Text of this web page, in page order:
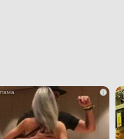
i